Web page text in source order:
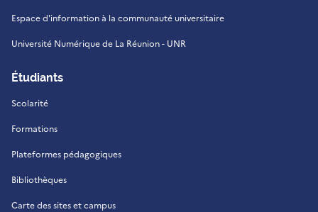
Espace d'information à la communauté universitaire
Université Numérique de La Réunion - UNR
Étudiants
Scolarité
Formations
Plateformes pédagogiques
Bibliothèques
Carte des sites et campus